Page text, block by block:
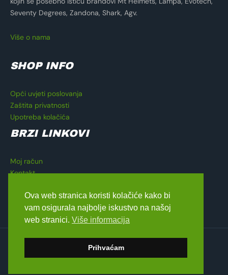
Seventy Degrees, Zandona, Shark, Agv.
Više o nama
SHOP INFO
Opći uvjeti poslovanja
Zaštita privatnosti
Upotreba kolačića
BRZI LINKOVI
Moj račun
Kontakt
Blagajna
Copyright © 2026 Lavado Moto Shop
dizajn byMedialive
Ova web stranica koristi kolačiće kako bi
vam osigurala najbolje iskustvo na našoj
web stranici. Više informacija
Prihvaćam